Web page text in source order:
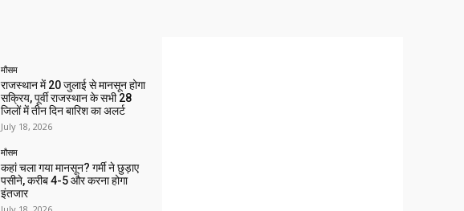
मौसम
राजस्थान में 20 जुलाई से मानसून होगा
सक्रिय, पूर्वी राजस्थान के सभी 28
जिलों में तीन दिन बारिश का अलर्ट
July 18, 2026
मौसम
कहां चला गया मानसून? गर्मी ने छुड़ाए
पसीने, करीब 4-5 और करना होगा
इंतजार